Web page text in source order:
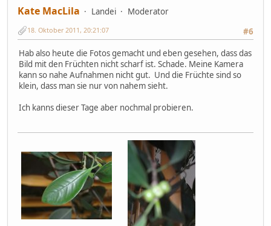
Kate MacLila Landei
Moderator
#6
18. Oktober 2011, 20:21:07
Hab also heute die Fotos gemacht und eben gesehen, dass das
Bild mit den Früchten nicht scharf ist. Schade. Meine Kamera
kann so nahe Aufnahmen nicht gut. Und die Früchte sind so
klein, dass man sie nur von nahem sieht.
Ich kanns dieser Tage aber nochmal probieren.